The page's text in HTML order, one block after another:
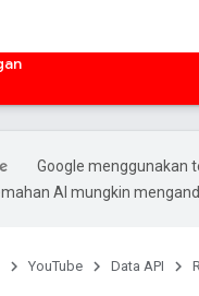
Google menggunakan
AI mungkin
YouTube Data API